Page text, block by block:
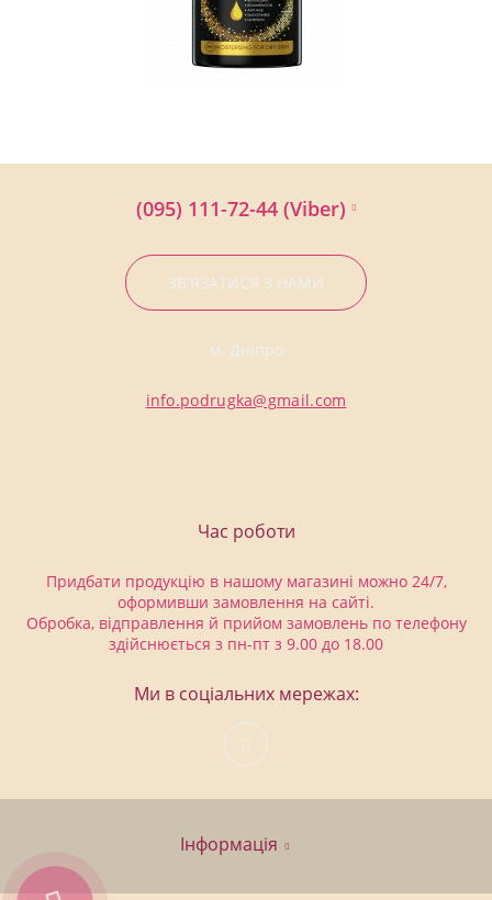
(095) 111-72-44 (Viber)
ЗВ'ЯЗАТИСЯ З НАМИ
м. Дніпро
info.podrugka@gmail.com
Інформація
Час роботи
Придбати продукцію в нашому магазині можно 24/7,
оформивши замовлення на сайті.
Обробка, відправлення й прийом замовлень по телефону
здійснюється з пн-пт з 9.00 до 18.00
Ми в соціальних мережах: